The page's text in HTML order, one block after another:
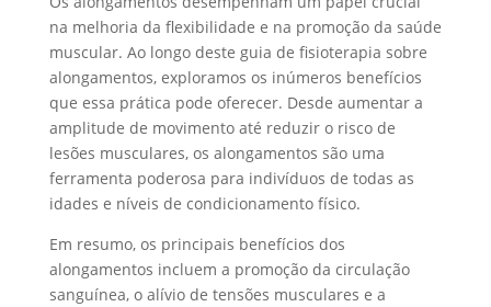
na melhoria da flexibilidade e na promoção da saúde
muscular. Ao longo deste guia de fisioterapia sobre
alongamentos, exploramos os inúmeros benefícios
que essa prática pode oferecer. Desde aumentar a
amplitude de movimento até reduzir o risco de
lesões musculares, os alongamentos são uma
ferramenta poderosa para indivíduos de todas as
idades e níveis de condicionamento físico.
Em resumo, os principais benefícios dos
alongamentos incluem a promoção da circulação
sanguínea, o alívio de tensões musculares e a